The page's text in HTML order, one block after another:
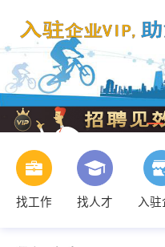
找工作 找人才 入驻